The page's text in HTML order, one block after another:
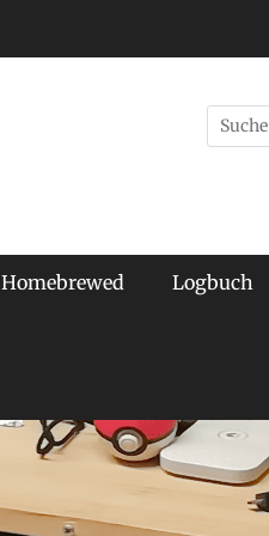
Suchen
nach:
Homebrewed Logbuch